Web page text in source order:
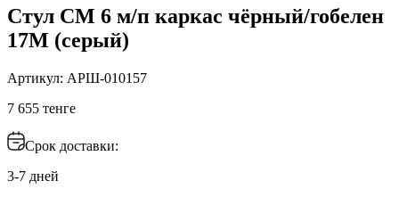
Стул СМ 6 м/п каркас чёрный/гобелен
17М (серый)
Артикул: АРШ-010157
7 655 тенге
Срок доставки:
3-7 дней